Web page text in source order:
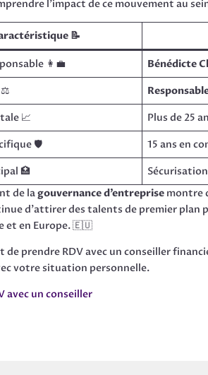
l’impact de ce mouvement au
📝
👩‍💼
Bénédicte
⚖️
📈
Plus de 25
🛡️
15 ans en
🏥
de lagouvernance d’entreprise montre
d’attirer des talents de premier
et en Europe. 🇪🇺
prendre RDV avec un conseiller
votre situation personnelle.
avec un conseiller